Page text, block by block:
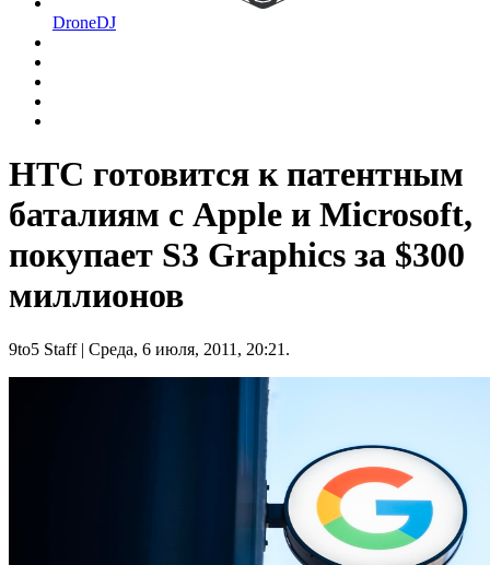
DroneDJ
HTC готовится к патентным
баталиям с Apple и Microsoft,
покупает S3 Graphics за $300
миллионов
9to5 Staff| Среда, 6 июля, 2011, 20:21.